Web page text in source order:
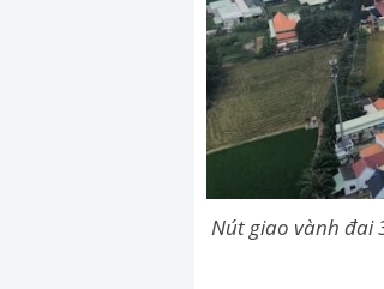
Nút giao vành đai